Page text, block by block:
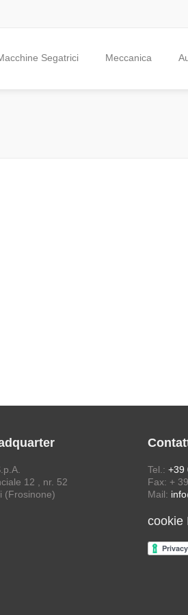
Segatrici Meccanica
12 , nr. 52
(Frosinone)
Tel.: +39
Fax: +
Mail:
cookie